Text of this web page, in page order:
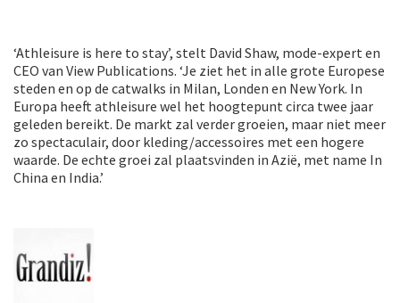
‘Athleisure is here to stay’, stelt David Shaw, mode-expert en
CEO van View Publications. ‘Je ziet het in alle grote Europese
steden en op de catwalks in Milan, Londen en New York. In
Europa heeft athleisure wel het hoogtepunt circa twee jaar
geleden bereikt. De markt zal verder groeien, maar niet meer
zo spectaculair, door kleding/accessoires met een hogere
waarde. De echte groei zal plaatsvinden in Azië, met name In
China en India.’